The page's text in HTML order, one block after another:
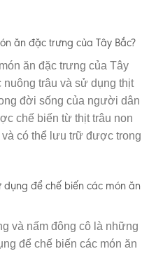
ăn đặc trưng của Tây Bắc?
ăn đặc trưng của Tây
trâu và sử dụng thịt
đời sống của người dân
chế biến từ thịt trâu non
có thể lưu trữ được trong
để chế biến các món ăn
và nấm đông cô là những
để chế biến các món ăn